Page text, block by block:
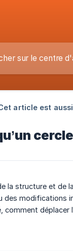
article est
la structure et de
des modifications
comment